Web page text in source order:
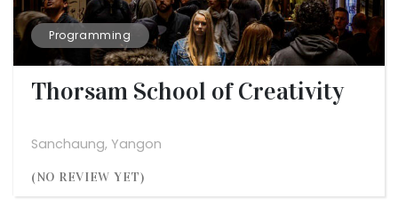
Programming
Thorsam School of Creativity
Sanchaung, Yangon
(NO REVIEW YET)